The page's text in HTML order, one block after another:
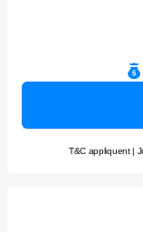
T&C appliquent |